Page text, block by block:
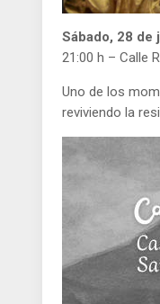
Sábado, 28 de
21:00 h – Calle
Uno de los
reviviendo la